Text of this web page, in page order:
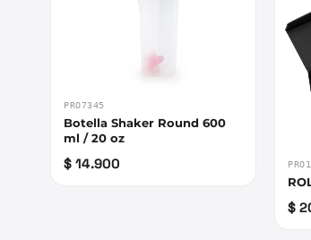
PRO7345
Botella Shaker Round 600
ml / 20 oz
$ 14.900
$